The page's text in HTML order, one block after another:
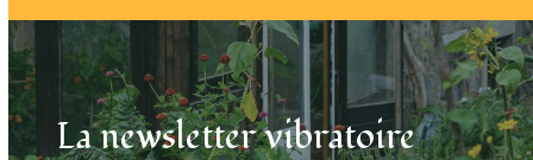
La newsletter vibratoire